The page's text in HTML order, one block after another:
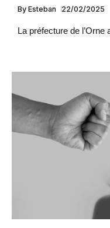
By Esteban 22/02/2025
La préfecture de